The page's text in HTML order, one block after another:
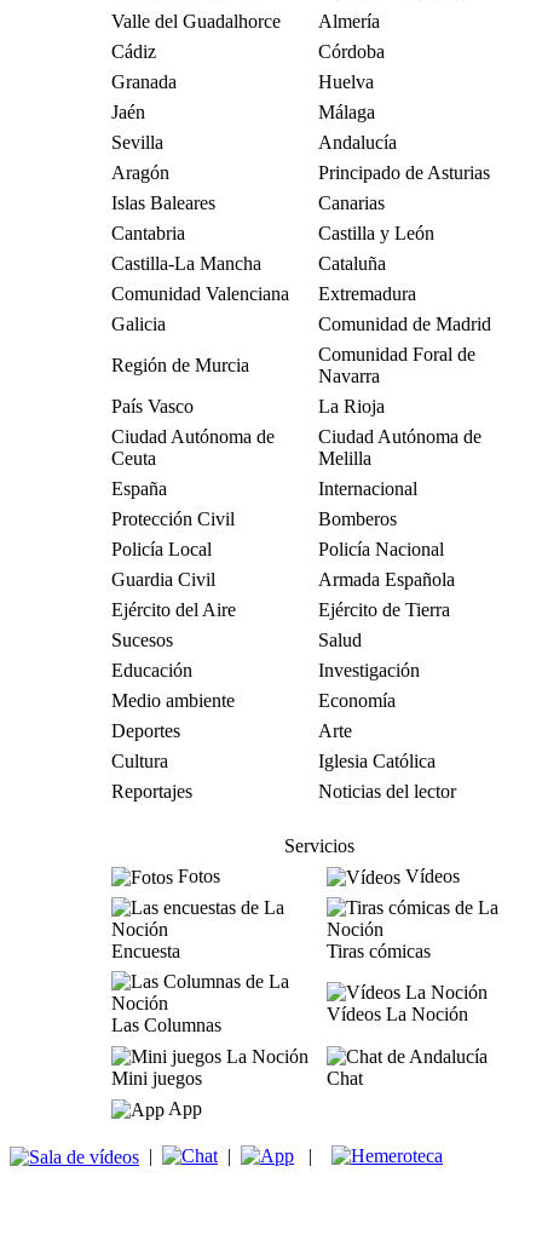
Valle del Guadalhorce
Almería
Cádiz
Córdoba
Granada
Huelva
Jaén
Málaga
Sevilla
Andalucía
Aragón
Principado de Asturias
Islas Baleares
Canarias
Cantabria
Castilla y León
Castilla-La Mancha
Cataluña
Comunidad Valenciana
Extremadura
Galicia
Comunidad de Madrid
Región de Murcia
Comunidad Foral de
Navarra
País Vasco
La Rioja
Ciudad Autónoma de
Ceuta
Ciudad Autónoma de
Melilla
España
Internacional
Protección Civil
Bomberos
Policía Local
Policía Nacional
Guardia Civil
Armada Española
Ejército del Aire
Ejército de Tierra
Sucesos
Salud
Educación
Investigación
Medio ambiente
Economía
Deportes
Arte
Cultura
Iglesia Católica
Reportajes
Noticias del lector
Servicios
Fotos
Vídeos
Encuesta Tiras cómicas
Las Columnas
Vídeos La Noción
Mini juegos
Chat
App
| | |